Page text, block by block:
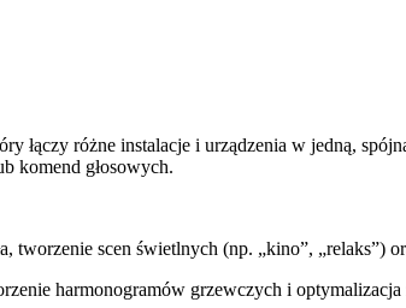
łączy różne instalacje i urządzenia w jedną,
komend głosowych.
tworzenie scen świetlnych (np. „kino”, „relaks”)
harmonogramów grzewczych i